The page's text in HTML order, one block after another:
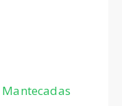
Mantecadas